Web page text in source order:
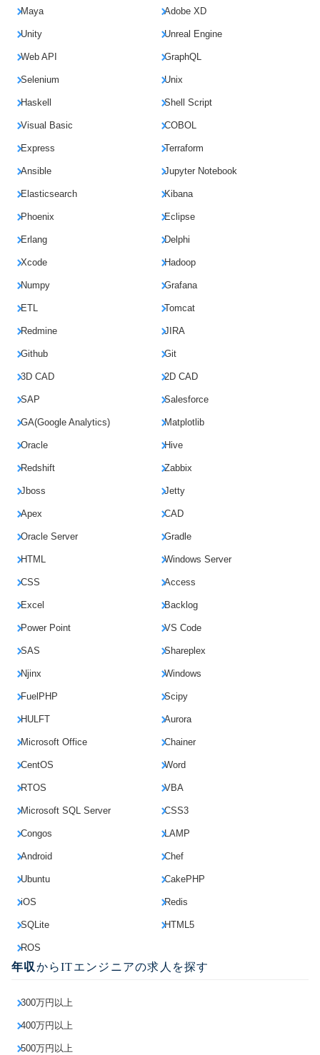
Maya Adobe XD
Unity Unreal Engine
Web API GraphQL
Selenium Unix
Haskell Shell Script
Visual Basic COBOL
Express Terraform
Ansible Jupyter Notebook
Elasticsearch Kibana
Phoenix Eclipse
Erlang Delphi
Xcode Hadoop
Numpy Grafana
ETL Tomcat
Redmine JIRA
Github Git
3D CAD 2D CAD
SAP Salesforce
GA(Google Analytics) Matplotlib
Oracle Hive
Redshift Zabbix
Jboss Jetty
Apex CAD
Oracle Server Gradle
HTML Windows Server
CSS Access
Excel Backlog
Power Point VS Code
SAS Shareplex
Njinx Windows
FuelPHP Scipy
HULFT Aurora
Microsoft Office Chainer
CentOS Word
RTOS VBA
Microsoft SQL Server CSS3
Congos LAMP
Android Chef
Ubuntu CakePHP
iOS Redis
SQLite HTML5
ROS
年収からITエンジニアの求人を探す
300万円以上
400万円以上
500万円以上